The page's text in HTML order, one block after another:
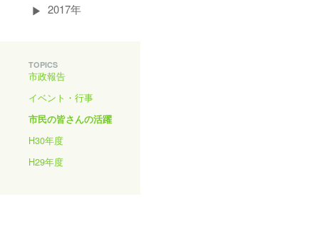
2017年
TOPICS
市政報告
イベント・行事
市民の皆さんの活躍
H30年度
H29年度